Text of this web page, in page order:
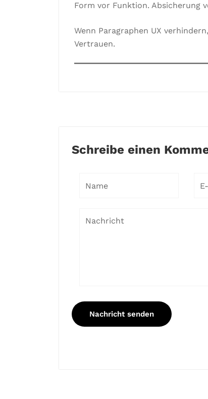
Form vor Funktion. Absicherung
Wenn Paragraphen UX
Vertrauen.
Schreibe einen